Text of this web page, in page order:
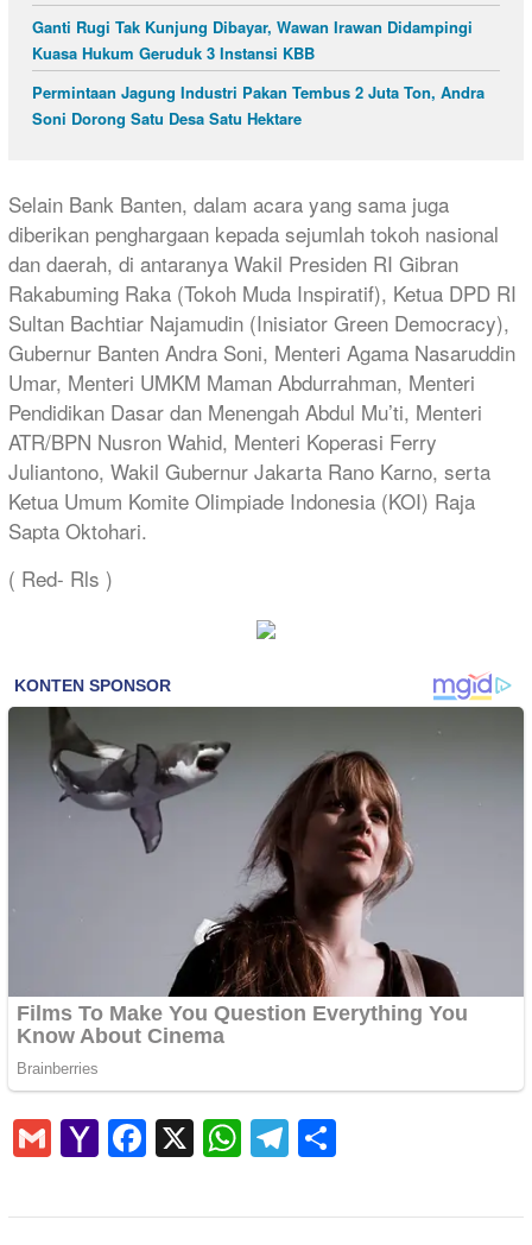
Ganti Rugi Tak Kunjung Dibayar, Wawan Irawan Didampingi
Kuasa Hukum Geruduk 3 Instansi KBB
Permintaan Jagung Industri Pakan Tembus 2 Juta Ton, Andra
Soni Dorong Satu Desa Satu Hektare
Selain Bank Banten, dalam acara yang sama juga
diberikan penghargaan kepada sejumlah tokoh nasional
dan daerah, di antaranya Wakil Presiden RI Gibran
Rakabuming Raka (Tokoh Muda Inspiratif), Ketua DPD RI
Sultan Bachtiar Najamudin (Inisiator Green Democracy),
Gubernur Banten Andra Soni, Menteri Agama Nasaruddin
Umar, Menteri UMKM Maman Abdurrahman, Menteri
Pendidikan Dasar dan Menengah Abdul Mu’ti, Menteri
ATR/BPN Nusron Wahid, Menteri Koperasi Ferry
Juliantono, Wakil Gubernur Jakarta Rano Karno, serta
Ketua Umum Komite Olimpiade Indonesia (KOI) Raja
Sapta Oktohari.
( Red- Rls )
GmailYahoo
Mail
Facebook
X WhatsApp
Telegram